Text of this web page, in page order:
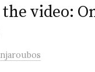
video: